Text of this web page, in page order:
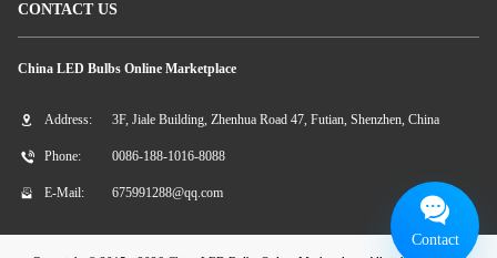
CONTACT US
China LED Bulbs Online Marketplace
Address: 3F, Jiale Building, Zhenhua Road 47, Futian, Shenzhen, China
Phone: 0086-188-1016-8088
E-Mail: 675991288@qq.com
Contact